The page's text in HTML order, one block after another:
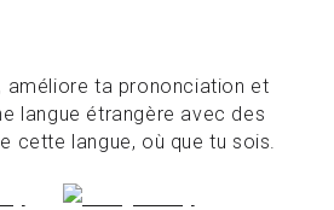
améliore ta prononciation et
langue étrangère avec des
cette langue, où que tu sois.